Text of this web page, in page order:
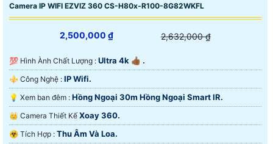
Camera IP WIFI EZVIZ 360 CS-H80x-R100-8G82WKFL
2,500,000 ₫ 2,632,000 ₫
💯 Hình Ành Chất Lượng : Ultra 4k 👍🏾 .
⚜️ Công Nghệ : IP Wifi.
💡 Xem ban đêm : Hồng Ngoại 30m Hồng Ngoại Smart IR.
👑 Camera Thiết Kế Xoay 360.
️☣️ Tích Hợp : Thu Âm Và Loa.